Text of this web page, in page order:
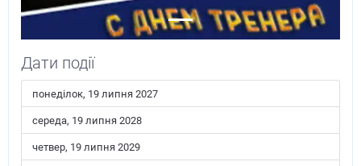
Дати події
понеділок, 19 липня 2027
середа, 19 липня 2028
четвер, 19 липня 2029